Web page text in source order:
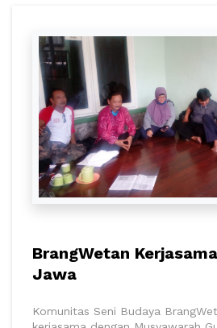
BrangWetan
Jawa
Komunitas Seni Budaya